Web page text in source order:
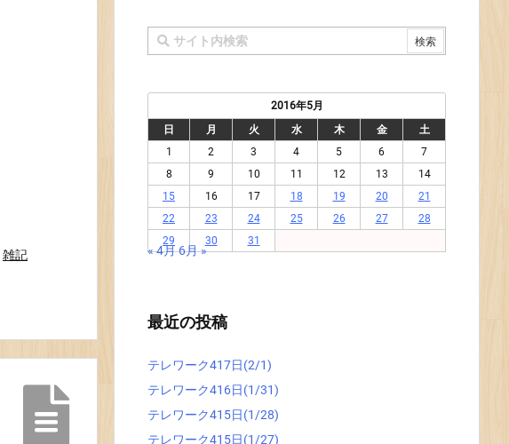
雑記
2016年5月
日
月 火 水 木 金
土
1
2 3 4 5 6
7
8
9 10 11 12 13
14
15
16 17 18 19 20
21
22
23 24 25 26 27
28
29
30 31
« 4月6月 »
最近の投稿
テレワーク417日(2/1)
テレワーク416日(1/31)
テレワーク415日(1/28)
テレワーク415日(1/27)